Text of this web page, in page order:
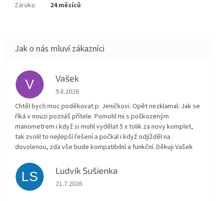
Záruka: 24 měsíců
V Vašek
Hodnocení obchodu je 5 z 5 hvězdiček.
9.8.2026
Chtěl bych moc poděkovat p. Jeničkovi. Opět nezklamal. Jak se
říká v nouzi poznáš přítele. Pomohl mi s poškozeným
manometrem i když si mohl vydělat 5 x tolik za novy komplet,
tak zvolil to nejlepší řešení a počkal i když odjížděl na
dovolenou, zda vše bude kompatibilní a funkční. Děkuji Vašek
LS Ludvík Sušienka
Hodnocení obchodu je 5 z 5 hvězdiček.
21.7.2026